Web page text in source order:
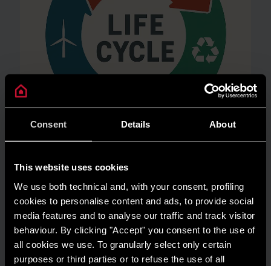
Consent Details About
This website uses cookies
We use both technical and, with your consent, profiling
cookies to personalise content and ads, to provide social
media features and to analyse our traffic and track visitor
behaviour. By clicking "Accept" you consent to the use of
all cookies we use. To granularly select only certain
purposes or third parties or to refuse the use of all
AMBIENTE
Risparmio energetico: trasforma la tua
casa in un modello di efficienza
LEGGI DI PIÙ